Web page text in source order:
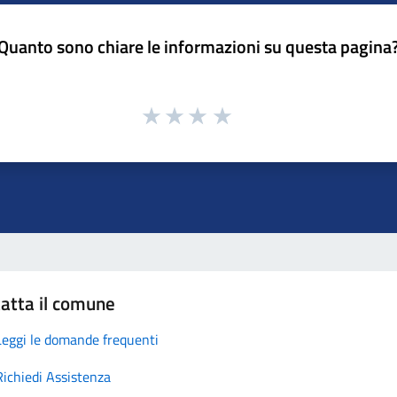
sono chiare le informazioni su questa
il comune
le domande frequenti
Assistenza